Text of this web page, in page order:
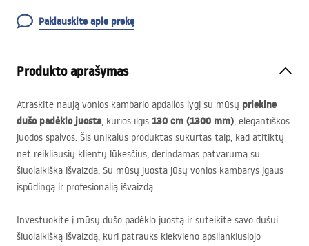
Paklauskite apie prekę
Produkto aprašymas
Atraskite naują vonios kambario apdailos lygį su mūsų priekine
dušo padėklo juosta, kurios ilgis 130 cm (1300 mm), elegantiškos
juodos spalvos. Šis unikalus produktas sukurtas taip, kad atitiktų
net reikliausių klientų lūkesčius, derindamas patvarumą su
šiuolaikiška išvaizda. Su mūsų juosta jūsų vonios kambarys įgaus
įspūdingą ir profesionalią išvaizdą.
Investuokite į mūsų dušo padėklo juostą ir suteikite savo dušui
šiuolaikišką išvaizdą, kuri patrauks kiekvieno apsilankiusiojo